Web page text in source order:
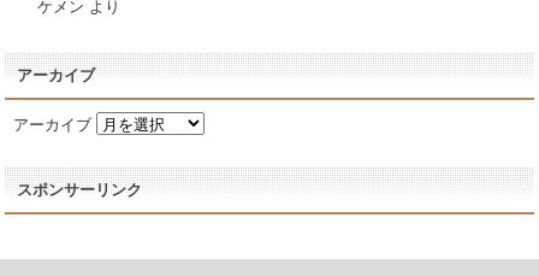
ケメン より
アーカイブ
アーカイブ
スポンサーリンク